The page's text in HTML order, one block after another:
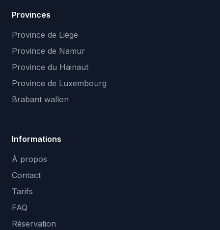
Provinces
Province de Liège
Province de Namur
Province du Hainaut
Province de Luxembourg
Brabant wallon
Informations
À propos
Contact
Tarifs
FAQ
Réservation